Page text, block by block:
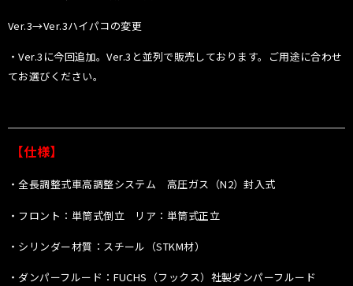
Ver.3→Ver.3ハイパコの変更
・Ver.3に今回追加。Ver.3と並列で販売しております。ご用途に合わせ
てお選びください。
【仕様】
・全長調整式車高調整システム 高圧ガス（N2）封入式
・フロント：単筒式倒立 リア：単筒式正立
・シリンダー材質：スチール（STKM材）
・ダンパーフルード：FUCHS（フックス）社製ダンパーフルード